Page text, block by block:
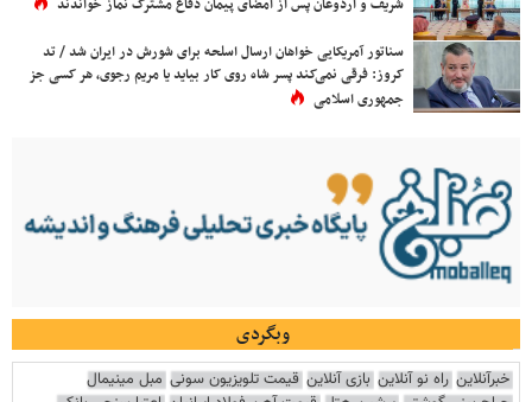
شریف و اردوغان پس از امضای پیمان دفاع مشترک نماز خواندند
سناتور آمریکایی خواهان ارسال اسلحه برای شورش در ایران شد / تد
کروز: فرقی نمی‌کند پسر شاه روی کار بیاید یا مریم رجوی، هر کسی جز
جمهوری اسلامی
وبگردی
خبرآنلاین راه نو آنلاین بازی آنلاین قیمت تلویزیون سونی مبل مینیمال